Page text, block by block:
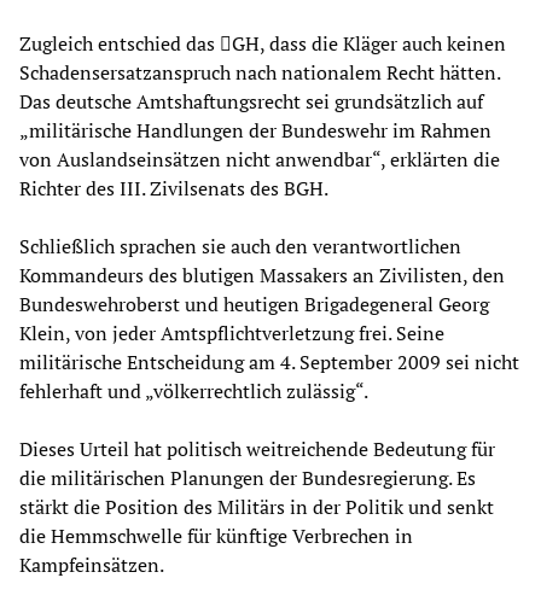
Zugleich entschied das GH, dass die Kläger auch keinen
Schadensersatzanspruch nach nationalem Recht hätten.
Das deutsche Amtshaftungsrecht sei grundsätzlich auf
„militärische Handlungen der Bundeswehr im Rahmen
von Auslandseinsätzen nicht anwendbar“, erklärten die
Richter des III. Zivilsenats des BGH.
Schließlich sprachen sie auch den verantwortlichen
Kommandeurs des blutigen Massakers an Zivilisten, den
Bundeswehroberst und heutigen Brigadegeneral Georg
Klein, von jeder Amtspflichtverletzung frei. Seine
militärische Entscheidung am 4. September 2009 sei nicht
fehlerhaft und „völkerrechtlich zulässig“.
Dieses Urteil hat politisch weitreichende Bedeutung für
die militärischen Planungen der Bundesregierung. Es
stärkt die Position des Militärs in der Politik und senkt
die Hemmschwelle für künftige Verbrechen in
Kampfeinsätzen.